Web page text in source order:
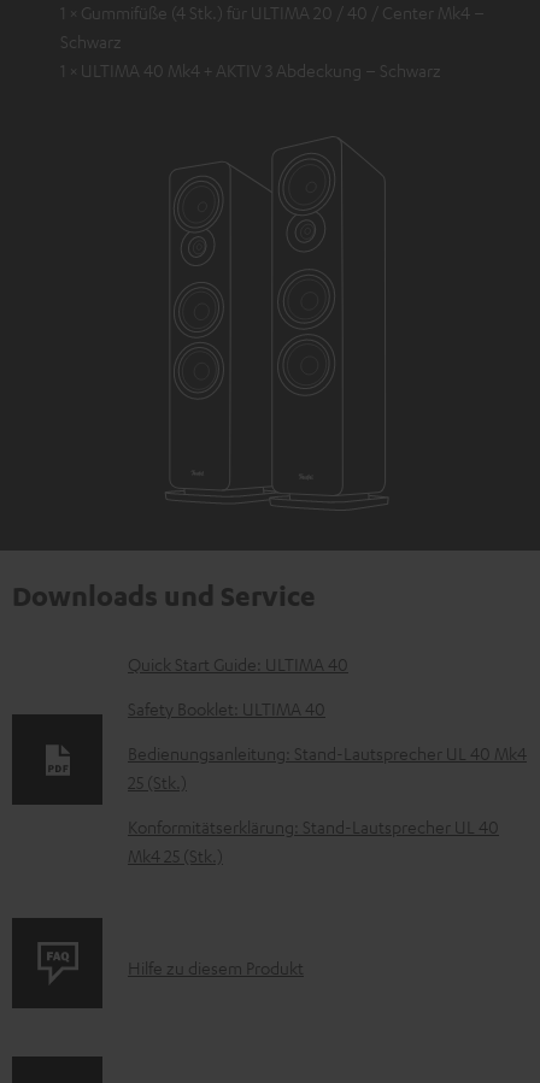
1 × Gummifüße (4 Stk.) für ULTIMA 20 / 40 / Center Mk4 –
Schwarz
1 × ULTIMA 40 Mk4 + AKTIV 3 Abdeckung – Schwarz
Downloads und Service
D
o
u
e
Quick Start Guide: ULTIMA 40
Safety Booklet: ULTIMA 40
Bedienungsanleitung: Stand-Lautsprecher UL 40 Mk4
25 (Stk.)
Konformitätserklärung: Stand-Lautsprecher UL 40
Mk4 25 (Stk.)
P
Hilfe zu diesem Produkt